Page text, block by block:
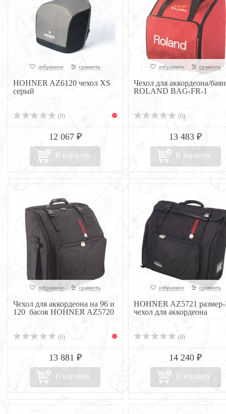
избранное сравнить
HOHNER AZ6120 чехол XS
серый
(0)
12 067 ₽
В корзину
избранное сравнить
Чехол для аккордеона/
ROLAND BAG-FR-1
(0)
13 483 ₽
В корзину
избранное сравнить
Чехол для аккордеона на 96 и
120 басов HOHNER AZ5720
(0)
13 881 ₽
В корзину
избранное сравнить
HOHNER AZ5721
чехол для аккордеона
(0)
14 240 ₽
В корзину